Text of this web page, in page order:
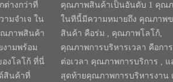
ต่างกว่าที่
ามจำเจ ใน
ณภาพสินค้า
งามพร้อม
งโลโก้ ที่นี่
สินค้าที่
คุณภาพสินค้าเป็นอันดับ 1 คุณ
ในทีนี้มีความหมายถึง คุณภาพ
สินค้า คือร่ม , คุณภาพโลโก้,
คุณภาพการบริหารเวลา คือกา
ต่อเวลา คุณภาพการบริการ , แ
สุดท้ายคุณภาพการบริหารงาน